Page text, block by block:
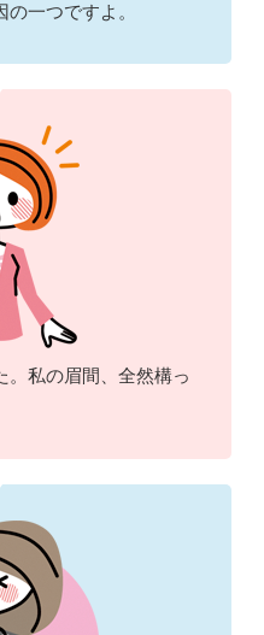
一つですよ。
。私の眉間、全然構っ